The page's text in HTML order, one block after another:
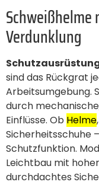
Verdunklung
sind das Rückgrat
Arbeitsumgebung.
durch
Einflüsse. Ob Helme
Sicherheitsschuhe
Schutzfunktion.
Leichtbau mit
durchdachtes